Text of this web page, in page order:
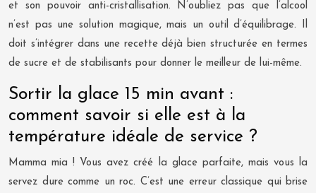
et son pouvoir anti-cristallisation. N’oubliez pas que l’alcool
n’est pas une solution magique, mais un outil d’équilibrage. Il
doit s’intégrer dans une recette déjà bien structurée en termes
de sucre et de stabilisants pour donner le meilleur de lui-même.
Sortir la glace 15 min avant :
comment savoir si elle est à la
température idéale de service ?
Mamma mia ! Vous avez créé la glace parfaite, mais vous la
servez dure comme un roc. C’est une erreur classique qui brise